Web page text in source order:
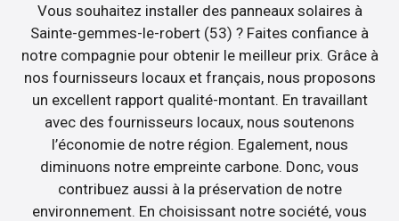
Vous souhaitez installer des panneaux solaires à
Sainte-gemmes-le-robert (53) ? Faites confiance à
notre compagnie pour obtenir le meilleur prix. Grâce à
nos fournisseurs locaux et français, nous proposons
un excellent rapport qualité-montant. En travaillant
avec des fournisseurs locaux, nous soutenons
l’économie de notre région. Egalement, nous
diminuons notre empreinte carbone. Donc, vous
contribuez aussi à la préservation de notre
environnement. En choisissant notre société, vous